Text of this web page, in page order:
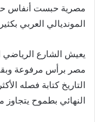
مصرية حبست أنفاس
المونديالي العربي
يعيش الشارع
مصر برأس مرفوعة وبقي
التاريخ كتابة فصله
النهائي بطموح يتجاوز